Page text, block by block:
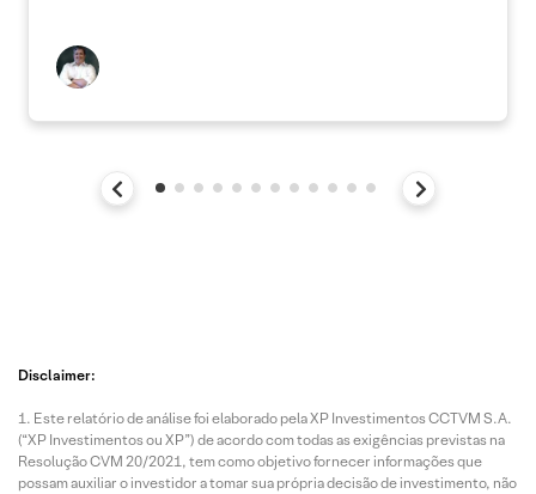
Disclaimer:
Este relatório de análise foi elaborado pela XP Investimentos CCTVM S.A.
(“XP Investimentos ou XP”) de acordo com todas as exigências previstas na
Resolução CVM 20/2021, tem como objetivo fornecer informações que
possam auxiliar o investidor a tomar sua própria decisão de investimento, não